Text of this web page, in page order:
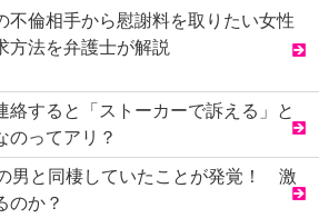
不倫相手から慰謝料を取りたい女性
方法を弁護士が解説
絡すると「ストーカーで訴える」と
ってアリ？
男と同棲していたことが発覚！ 激
のか？